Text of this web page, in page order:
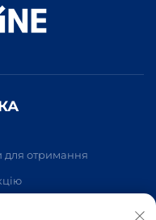
для отримання